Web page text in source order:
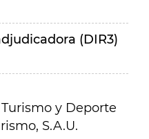
(DIR3)
y Deporte
S.A.U.